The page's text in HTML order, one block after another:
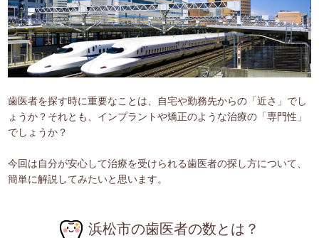
歯医者を探す時に重要なことは、自宅や勤務先からの「近さ」でし
ょうか？それとも、インプラントや矯正のような治療の「専門性」
でしょうか？
今回は自分が安心して治療を受けられる歯医者の探し方について、
簡単に解説してみたいと思います。
浜松市の歯医者の数とは？